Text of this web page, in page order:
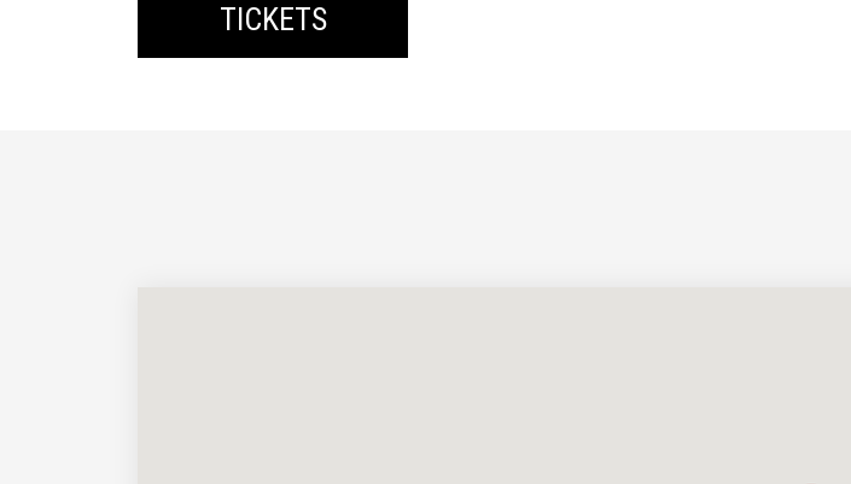
TICKETS